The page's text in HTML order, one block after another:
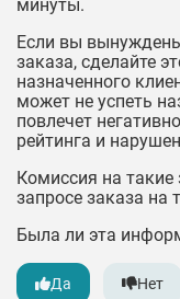
минуты.
Если вы
заказа, сделайте
назначенного
может не успеть
повлечет
рейтинга и
Комиссия на
запросе заказа на
Была ли эта
Да Нет